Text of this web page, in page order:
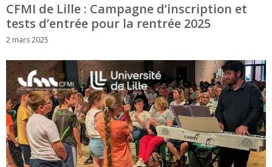
CFMI de Lille : Campagne d’inscription et
tests d’entrée pour la rentrée 2025
2 mars 2025